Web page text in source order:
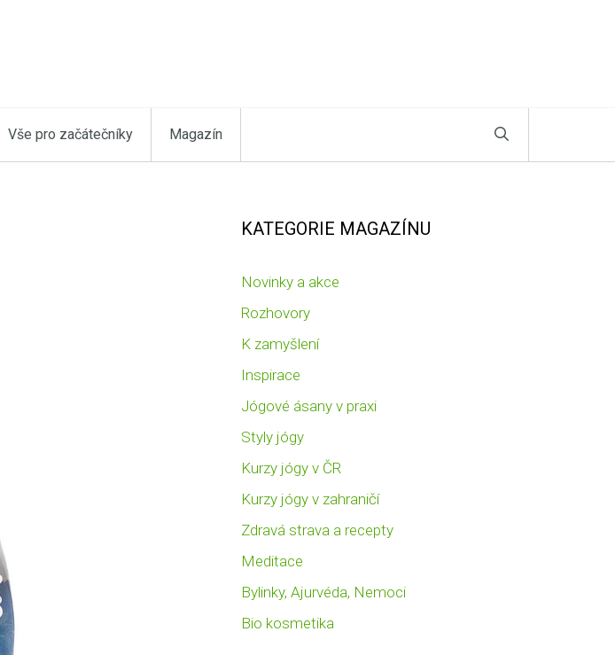
Vše pro začátečníky Magazín
KATEGORIE MAGAZÍNU
Novinky a akce
Rozhovory
K zamyšlení
Inspirace
Jógové ásany v praxi
Styly jógy
Kurzy jógy v ČR
Kurzy jógy v zahraničí
Zdravá strava a recepty
Meditace
Bylinky, Ajurvéda, Nemoci
Bio kosmetika